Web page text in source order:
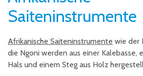
Saiteninstrumente
Afrikanische Saiteninstrumente wie der
die Ngoni werden aus einer Kalebasse,
Hals und einem Steg aus Holz